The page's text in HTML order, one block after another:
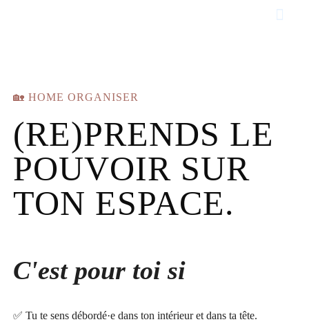
🏡 HOME ORGANISER
(RE)PRENDS LE
POUVOIR SUR
TON ESPACE.
C'est pour toi si
✅ Tu te sens débordé·e dans ton intérieur et dans ta tête.